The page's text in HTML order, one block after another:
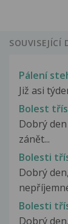
SOUVISEJÍCÍ
Pálení
Již asi
Bolest
Dobrý
zánět...
Bolesti
Dobrý
Bolesti
Dobrý